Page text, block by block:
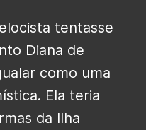
tentasse
Diana de
como uma
Ela teria
da Ilha